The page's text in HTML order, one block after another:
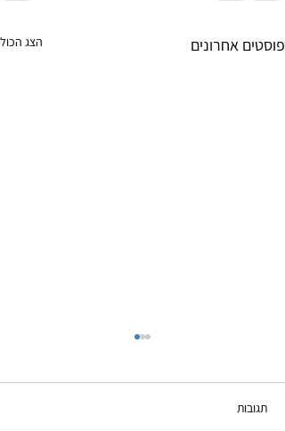
פוסטים אחרונים הצג הכול
תגובות